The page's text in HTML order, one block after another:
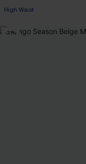
High Waist
-21%